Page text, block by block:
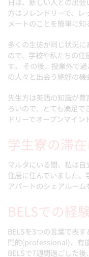
方はフレンドリーで、レ
メートのことを簡単に知
多くの生徒が同じ状況
ので、学校や私たちの
す。 その後、授業外で
の人々と出会う絶好の機
先生方は英語の知識が
ろいので、とても満足
ドリーでオープンマイン
学生寮の滞
マルタにいる間、私は
住居に住んでいました
アパートのシェアルーム
BELSでの経
BELSを3つの言葉で表
門的(professional)、有
BELSで7週間過ごした